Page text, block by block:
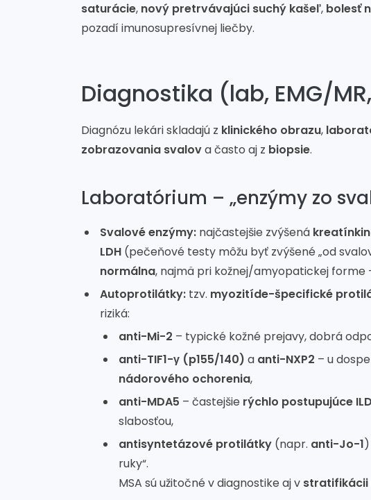
saturácie, nový pretrvávajúci suchý kašeľ, bolesť
pozadí imunosupresívnej liečby.
Diagnostika (lab, EMG/
Diagnózu lekári skladajú z klinického obrazu,
zobrazovania svalova často aj z biopsie.
Laboratórium – „enzýmy zo
Svalové enzýmy: najčastejšie zvýšená
LDH (pečeňové testy môžu byť zvýšené „od
normálna, najmä pri kožnej/amyopatickej forme
Autoprotilátky: tzv. myozitíde-špecifické
riziká:
anti-Mi-2 – typické kožné prejavy, dobrá
anti-TIF1-γ (p155/140) a anti-NXP2 – u
nádorového ochorenia,
anti-MDA5 – častejšie rýchlo postupujúce ILD
slabosťou,
antisyntetázové protilátky (napr. anti-Jo-1
ruky“.
MSA sú užitočné v diagnostike aj v stratifikácii